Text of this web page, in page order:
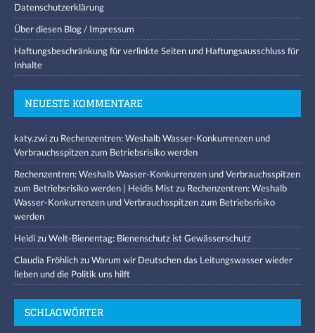
Datenschutzerklärung
Über diesen Blog / Impressum
Haftungsbeschränkung für verlinkte Seiten und Haftungsausschluss für
Inhalte
NEUESTE KOMMENTARE
katy.zwizu Rechenzentren: Weshalb Wasser-Konkurrenzen und
Verbrauchsspitzen zum Betriebsrisiko werden
Rechenzentren: Weshalb Wasser-Konkurrenzen und Verbrauchsspitzen
zum Betriebsrisiko werden | Heidis Mistzu Rechenzentren: Weshalb
Wasser-Konkurrenzen und Verbrauchsspitzen zum Betriebsrisiko
werden
HeidizuWelt-Bienentag: Bienenschutz ist Gewässerschutz
Claudia FröhlichzuWarum wir Deutschen das Leitungswasser wieder
lieben und die Politik uns hilft
SCHLAGWÖRTER